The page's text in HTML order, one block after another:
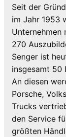
Seit der
im Jahr 1953
Unternehmen
270
Senger ist
insgesamt 50
An diesen
Porsche,
Trucks
den Service
größten